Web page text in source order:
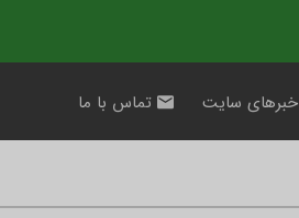
خبرهای سایت تماس با ما